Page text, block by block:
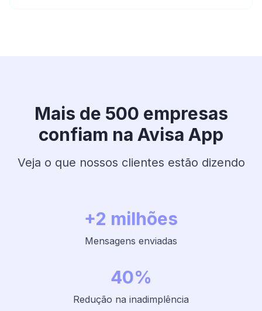
Mais de 500 empresas
confiam na Avisa App
Veja o que nossos clientes estão dizendo
+2 milhões
Mensagens enviadas
40%
Redução na inadimplência